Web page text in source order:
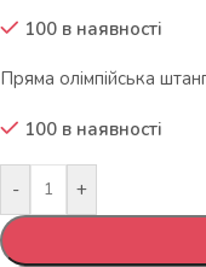
100 в наявності
Пряма олімпійська
100 в наявності
- +